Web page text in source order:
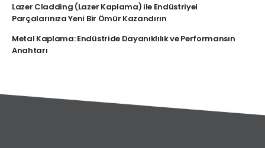
Lazer Cladding (Lazer Kaplama) ile Endüstriyel
Parçalarınıza Yeni Bir Ömür Kazandırın
Metal Kaplama: Endüstride Dayanıklılık ve Performansın
Anahtarı